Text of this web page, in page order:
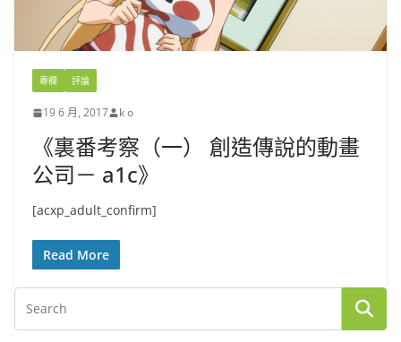
專欄 評論
19 6 月, 2017 k o
《裏番考察（一） 創造傳說的動畫
公司－ a1c》
[acxp_adult_confirm]
Read More